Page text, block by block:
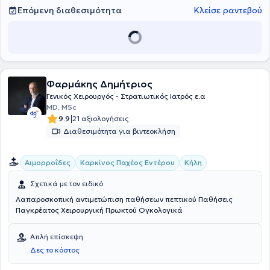
Επόμενη διαθεσιμότητα
Κλείσε ραντεβού
Φαρμάκης Δημήτριος
Γενικός Χειρουργός - Στρατιωτικός Ιατρός ε.α
MD, MSc
9.9|21 αξιολογήσεις
Διαθεσιμότητα για βιντεοκλήση
Αιμορροΐδες Καρκίνος Παχέος Εντέρου Κήλη
Σχετικά με τον ειδικό
Λαπαροσκοπική αντιμετώπιση παθήσεων πεπτικού Παθήσεις
Παγκρέατος Χειρουργική Πρωκτού Ογκολογικά
Απλή επίσκεψη
Δες το κόστος